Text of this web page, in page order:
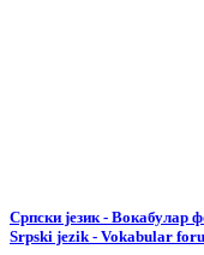
Српски језик - Вокабулар
Srpski jezik - Vokabular